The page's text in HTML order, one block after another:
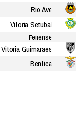
Rio Ave
Vitoria Setubal
Feirense
Vitoria Guimaraes
Benfica